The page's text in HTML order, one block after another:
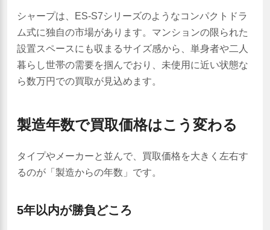
シャープは、ES-S7シリーズのようなコンパクトドラ
ム式に独自の市場があります。マンションの限られた
設置スペースにも収まるサイズ感から、単身者や二人
暮らし世帯の需要を掴んでおり、未使用に近い状態な
ら数万円での買取が見込めます。
製造年数で買取価格はこう変わる
タイプやメーカーと並んで、買取価格を大きく左右す
るのが「製造からの年数」です。
5年以内が勝負どころ